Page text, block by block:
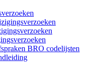
BRO codelijsten